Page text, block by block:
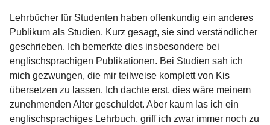
Lehrbücher für Studenten haben offenkundig ein anderes
Publikum als Studien. Kurz gesagt, sie sind verständlicher
geschrieben. Ich bemerkte dies insbesondere bei
englischsprachigen Publikationen. Bei Studien sah ich
mich gezwungen, die mir teilweise komplett von Kis
übersetzen zu lassen. Ich dachte erst, dies wäre meinem
zunehmenden Alter geschuldet. Aber kaum las ich ein
englischsprachiges Lehrbuch, griff ich zwar immer noch zu